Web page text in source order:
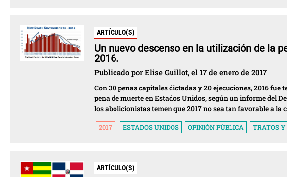
ARTÍCULO(S)
Un nuevo descenso en la utilización de la
2016.
Publicado por Elise Guillot, el 17 de enero de 2017
Con 30 penas capitales dictadas y 20 ejecuciones, 2016 fue
pena de muerte en Estados Unidos, según un informe del
los abolicionistas temen que 2017 no sea tan favorable a la
2017 ESTADOS UNIDOS OPINIÓN PÚBLICA TRATOS
ARTÍCULO(S)